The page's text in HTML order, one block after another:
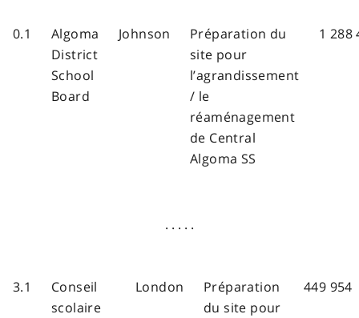
0.1
Algoma
District
School
Board
Johnson
Préparation du
site pour
l’agrandissement
/ le
réaménagement
de Central
Algoma SS
1 288
. . . . .
3.1
Conseil
scolaire
London
Préparation
du site pour
449 954